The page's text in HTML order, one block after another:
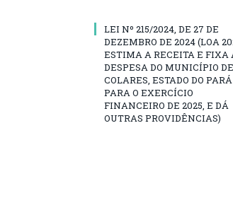
LEI Nº 215/2024, DE 27 DE
DEZEMBRO DE 2024 (LOA
ESTIMA A RECEITA E FIXA
DESPESA DO MUNICÍPIO DE
COLARES, ESTADO DO PARÁ
PARA O EXERCÍCIO
FINANCEIRO DE 2025, E DÁ
OUTRAS PROVIDÊNCIAS)